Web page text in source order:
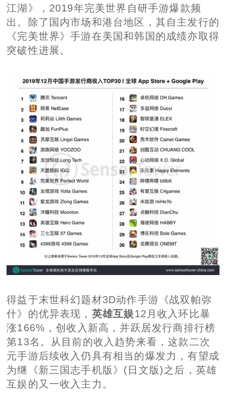
江湖》，2019年完美世界自研手游爆款频
出。除了国内市场和港台地区，其自主发行的
《完美世界》手游在美国和韩国的成绩亦取得
突破性进展。
得益于末世科幻题材3D动作手游《战双帕弥
什》的优异表现， 英雄互娱12月收入环比暴
涨166%，创收入新高，并跃居发行商排行榜
第13名。从目前的收入趋势来看，这款二次
元手游后续收入仍具有相当的爆发力，有望成
为继《新三国志手机版》(日文版)之后，英雄
互娱的又一收入主力。